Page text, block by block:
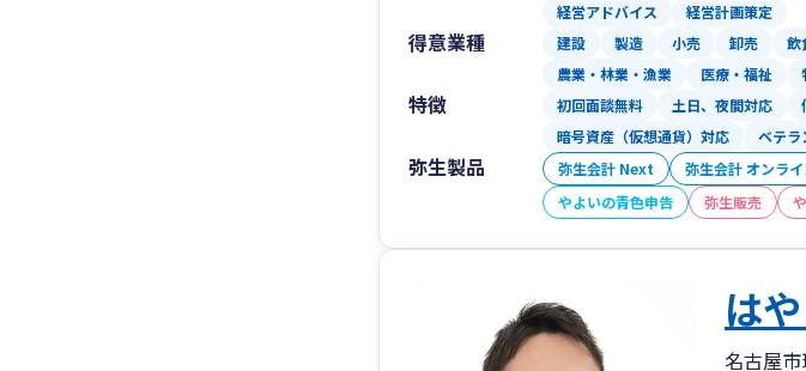
経営アドバイス
経営計画策定
得意業種 建設 製造 小売 卸売 飲
農業・林業・漁業
医療・福祉
特徴 初回面談無料 土日、夜間対応
暗号資産（仮想通貨）対応
ベテラ
弥生製品 弥生会計 Next 弥生会計 オンラ
やよいの青色申告
弥生販売
は
名古屋